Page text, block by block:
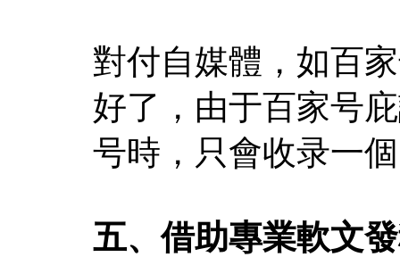
對付自媒體，如百
好了，由于百家号
号時，只會收录一
五、借助專業軟文